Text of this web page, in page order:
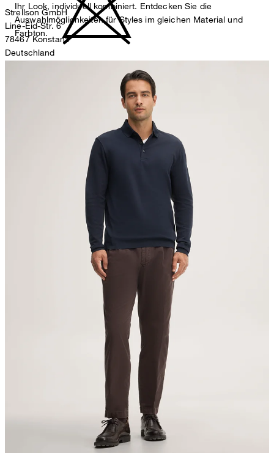
Bügeln bei geringer Temperatur
Strellson GmbH
Line-Eid-Str. 6
78467 Konstanz
Deutschland
Sonnenwiesenstrasse 21
Ihr Look, individuell kombiniert. Entdecken Sie die
Auswahlmöglichkeiten für Styles im gleichen Material und
Farbton.